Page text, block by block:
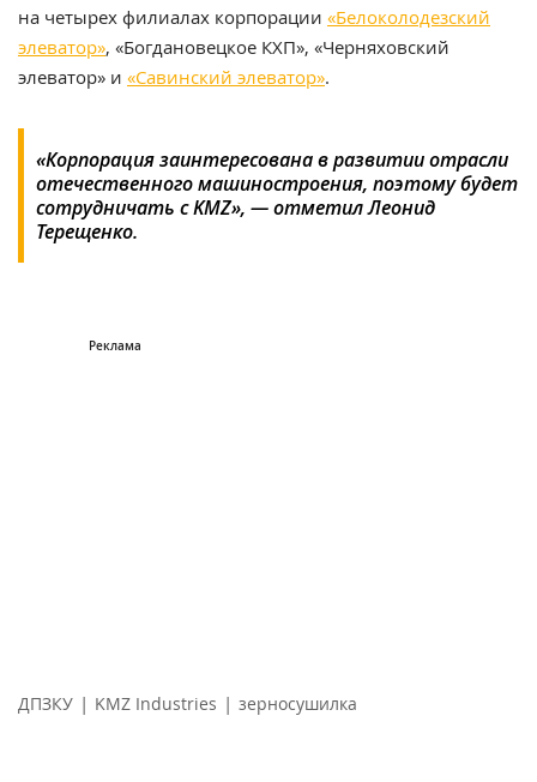
на четырех филиалах корпорации «Белоколодезский
элеватор», «Богдановецкое КХП», «Черняховский
элеватор» и «Савинский элеватор».
«Корпорация заинтересована в развитии отрасли
отечественного машиностроения, поэтому будет
сотрудничать с KMZ», — отметил Леонид
Терещенко.
ДПЗКУ | KMZ Industries | зерносушилка